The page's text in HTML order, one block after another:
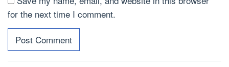
for the next time I comment.